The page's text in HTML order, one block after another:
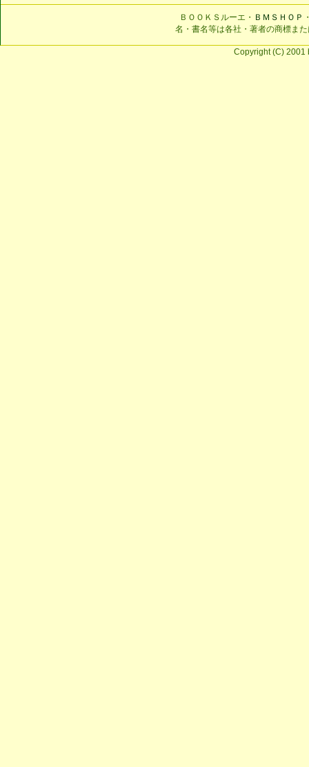
ＢＯＯＫＳルーエ・ ＢＭＳＨＯＰ
名・書名等は各社・著者の商標ま
Copyright (C) 2001